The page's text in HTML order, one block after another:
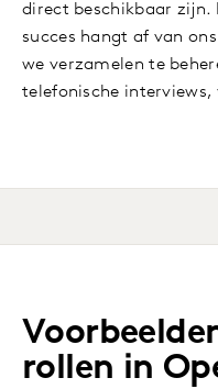
direct beschikbaar zijn.
succes hangt af van
we verzamelen te
telefonische interviews,
rollen in